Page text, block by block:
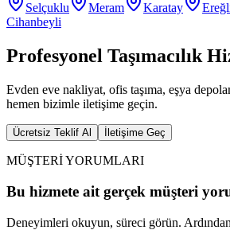
Selçuklu Meram Karatay
Cihanbeyli
Profesyonel Taşımacılık
Evden eve nakliyat, ofis taşıma, eşya
hemen bizimle iletişime geçin.
Ücretsiz Teklif Al İletişime Geç
MÜŞTERİ YORUMLARI
Bu hizmete ait gerçek müşteri
Deneyimleri okuyun, süreci görün.